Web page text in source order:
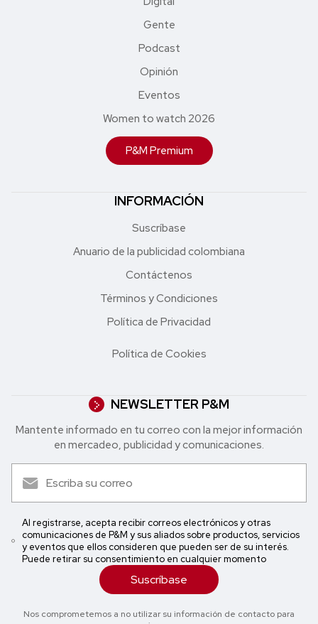
Gente
Podcast
Opinión
Eventos
Women to watch 2026
P&M Premium
INFORMACIÓN
Suscríbase
Anuario de la publicidad colombiana
Contáctenos
Términos y Condiciones
Política de Privacidad
Política de Cookies
NEWSLETTER P&M
Mantente informado en tu correo con la mejor in formación
en mercadeo, publicidad y comunicaciones.
Al registrarse, acepta recibir correos electrónicos y otras
comunicaciones de P&M y sus aliados sobre productos, servicios
y eventos que ellos consideren que pueden ser de su interés.
Puede retirar su consentimiento en cualquier momento
Suscríbase
Nos comprometemos a no utilizar su información de contacto para